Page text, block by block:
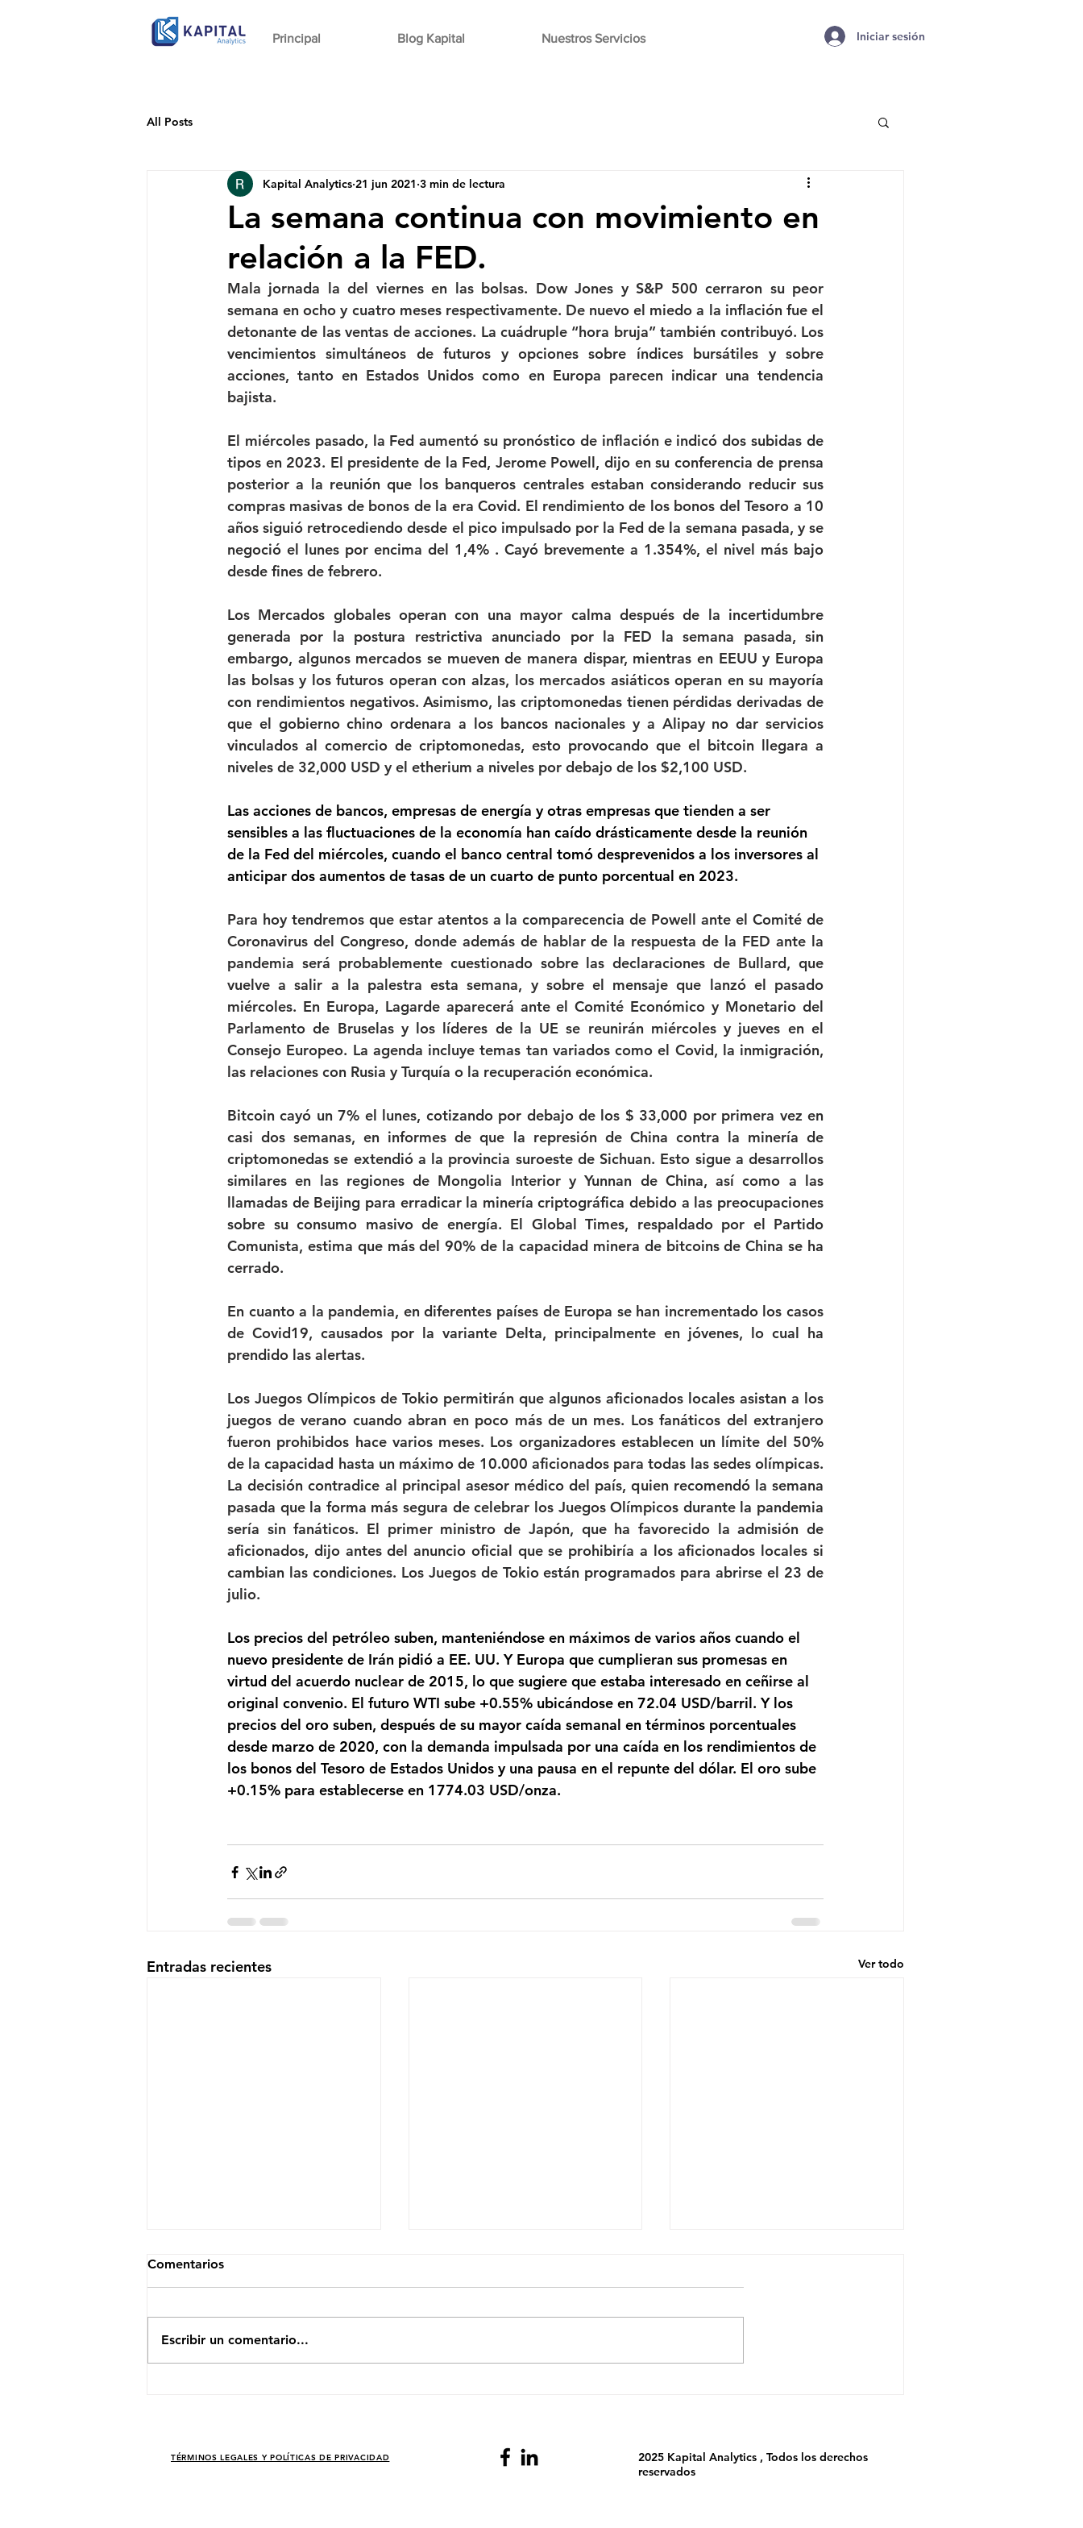
Principal Blog Kapital Nuestros Servicios Iniciar sesión
All Posts
La semana continua con movimiento en
relación a la FED.
Kapital Analytics 21 jun 2021 3 min de lectura
Mala jornada la del viernes en las bolsas. Dow Jones y S&P 500 cerraron su peor
semana en ocho y cuatro meses respectivamente. De nuevo el miedo a la inflación fue el
detonante de las ventas de acciones. La cuádruple “hora bruja” también contribuyó. Los
vencimientos simultáneos de futuros y opciones sobre índices bursátiles y sobre
acciones, tanto en Estados Unidos como en Europa parecen indicar una tendencia
bajista.
El miércoles pasado, la Fed aumentó su pronóstico de inflación e indicó dos subidas de
tipos en 2023. El presidente de la Fed, Jerome Powell, dijo en su conferencia de prensa
posterior a la reunión que los banqueros centrales estaban considerando reducir sus
compras masivas de bonos de la era Covid. El rendimiento de los bonos del Tesoro a 10
años siguió retrocediendo desde el pico impulsado por la Fed de la semana pasada, y se
negoció el lunes por encima del 1,4% . Cayó brevemente a 1.354%, el nivel más bajo
desde fines de febrero.
Los Mercados globales operan con una mayor calma después de la incertidumbre
generada por la postura restrictiva anunciado por la FED la semana pasada, sin
embargo, algunos mercados se mueven de manera dispar, mientras en EEUU y Europa
las bolsas y los futuros operan con alzas, los mercados asiáticos operan en su mayoría
con rendimientos negativos. Asimismo, las criptomonedas tienen pérdidas derivadas de
que el gobierno chino ordenara a los bancos nacionales y a Alipay no dar servicios
vinculados al comercio de criptomonedas, esto provocando que el bitcoin llegara a
niveles de 32,000 USD y el etherium a niveles por debajo de los $2,100 USD.
Las acciones de bancos, empresas de energía y otras empresas que tienden a ser
sensibles a las fluctuaciones de la economía han caído drásticamente desde la reunión
de la Fed del miércoles, cuando el banco central tomó desprevenidos a los inversores al
anticipar dos aumentos de tasas de un cuarto de punto porcentual en 2023.
Para hoy tendremos que estar atentos a la comparecencia de Powell ante el Comité de
Coronavirus del Congreso, donde además de hablar de la respuesta de la FED ante la
pandemia será probablemente cuestionado sobre las declaraciones de Bullard, que
vuelve a salir a la palestra esta semana, y sobre el mensaje que lanzó el pasado
miércoles. En Europa, Lagarde aparecerá ante el Comité Económico y Monetario del
Parlamento de Bruselas y los líderes de la UE se reunirán miércoles y jueves en el
Consejo Europeo. La agenda incluye temas tan variados como el Covid, la inmigración,
las relaciones con Rusia y Turquía o la recuperación económica.
Bitcoin cayó un 7% el lunes, cotizando por debajo de los $ 33,000 por primera vez en
casi dos semanas, en informes de que la represión de China contra la minería de
criptomonedas se extendió a la provincia suroeste de Sichuan. Esto sigue a desarrollos
similares en las regiones de Mongolia Interior y Yunnan de China, así como a las
llamadas de Beijing para erradicar la minería criptográfica debido a las preocupaciones
sobre su consumo masivo de energía. El Global Times, respaldado por el Partido
Comunista, estima que más del 90% de la capacidad minera de bitcoins de China se ha
cerrado.
En cuanto a la pandemia, en diferentes países de Europa se han incrementado los casos
de Covid19, causados por la variante Delta, principalmente en jóvenes, lo cual ha
prendido las alertas.
Los Juegos Olímpicos de Tokio permitirán que algunos aficionados locales asistan a los
juegos de verano cuando abran en poco más de un mes. Los fanáticos del extranjero
fueron prohibidos hace varios meses. Los organizadores establecen un límite del 50%
de la capacidad hasta un máximo de 10.000 aficionados para todas las sedes olímpicas.
La decisión contradice al principal asesor médico del país, quien recomendó la semana
pasada que la forma más segura de celebrar los Juegos Olímpicos durante la pandemia
sería sin fanáticos. El primer ministro de Japón, que ha favorecido la admisión de
aficionados, dijo antes del anuncio oficial que se prohibiría a los aficionados locales si
cambian las condiciones. Los Juegos de Tokio están programados para abrirse el 23 de
julio.
Los precios del petróleo suben, manteniéndose en máximos de varios años cuando el
nuevo presidente de Irán pidió a EE. UU. Y Europa que cumplieran sus promesas en
virtud del acuerdo nuclear de 2015, lo que sugiere que estaba interesado en ceñirse al
original convenio. El futuro WTI sube +0.55% ubicándose en 72.04 USD/barril. Y los
precios del oro suben, después de su mayor caída semanal en términos porcentuales
desde marzo de 2020, con la demanda impulsada por una caída en los rendimientos de
los bonos del Tesoro de Estados Unidos y una pausa en el repunte del dólar. El oro sube
+0.15% para establecerse en 1774.03 USD/onza.
Entradas recientes Ver todo
Comentarios
Escribir un comentario...
TÉRMINOS LEGALES Y POLÍTICAS DE PRIVACIDAD
2025 Kapital Analytics , Todos los derechos
reservados